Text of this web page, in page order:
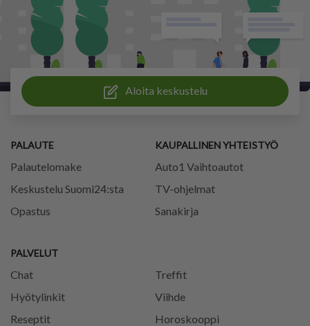
Aloita keskustelu
PALAUTE
Palautelomake
Keskustelu Suomi24:sta
Opastus
PALVELUT
Chat
Treffit
Hyötylinkit
Viihde
Reseptit
Horoskooppi
KAUPALLINEN YHTEISTYÖ
Auto1 Vaihtoautot
TV-ohjelmat
Sanakirja